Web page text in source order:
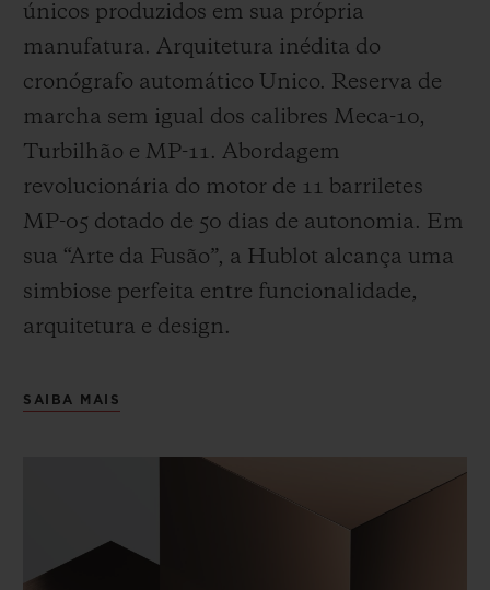
únicos produzidos em sua própria
manufatura. Arquitetura inédita do
cronógrafo automático Unico. Reserva de
marcha sem igual dos calibres Meca-10,
Turbilhão e MP-11. Abordagem
revolucionária do motor de 11 barriletes
MP-05 dotado de 50 dias de autonomia. Em
sua “Arte da Fusão”, a Hublot alcança uma
simbiose perfeita entre funcionalidade,
arquitetura e design.
SAIBA MAIS